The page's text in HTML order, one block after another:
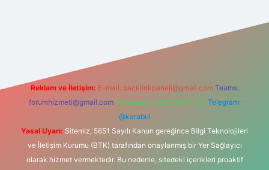
Reklam ve İletişim: E-mail: backlinkpaneli@gmail.com Teams:
forumhizmeti@gmail.com Whatsapp: 0262 606 0 726 Telegram:
@karabul
Yasal Uyarı: Sitemiz, 5651 Sayılı Kanun gereğince Bilgi Teknolojileri
ve İletişim Kurumu (BTK) tarafından onaylanmış bir Yer Sağlayıcı
olarak hizmet vermektedir. Bu nedenle, sitedeki içerikleri proaktif